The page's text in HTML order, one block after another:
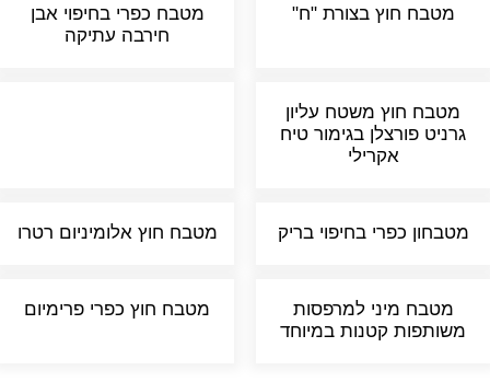
מטבח חוץ בצורת "ח"
מטבח כפרי בחיפוי אבן
חירבה עתיקה
מטבח חוץ משטח עליון
גרניט פורצלן בגימור טיח
אקרילי
מטבחון כפרי בחיפוי בריק מטבח חוץ אלומיניום רטרו
מטבח מיני למרפסות
משותפות קטנות במיוחד
מטבח חוץ כפרי פרימיום